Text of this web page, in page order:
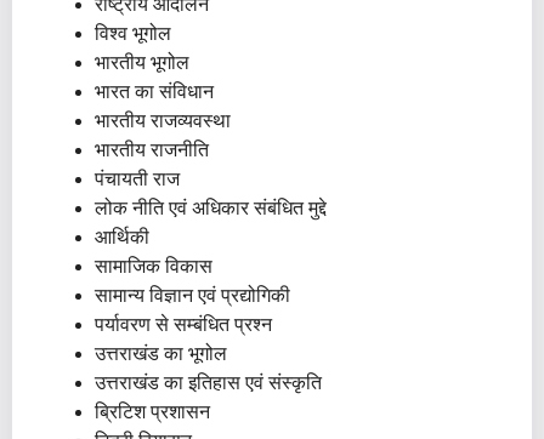
राष्ट्रीय आंदोलन
विश्व भूगोल
भारतीय भूगोल
भारत का संविधान
भारतीय राजव्यवस्था
भारतीय राजनीति
पंचायती राज
लोक नीति एवं अधिकार संबंधित मुद्दे
आर्थिकी
सामाजिक विकास
सामान्य विज्ञान एवं प्रद्योगिकी
पर्यावरण से सम्बंधित प्रश्न
उत्तराखंड का भूगोल
उत्तराखंड का इतिहास एवं संस्कृति
ब्रिटिश प्रशासन